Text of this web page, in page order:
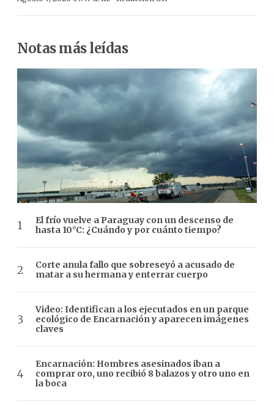
Notas más leídas
El frío vuelve a Paraguay con un descenso de
hasta 10°C: ¿Cuándo y por cuánto tiempo?
Corte anula fallo que sobreseyó a acusado de
matar a su hermana y enterrar cuerpo
Video: Identifican a los ejecutados en un parque
ecológico de Encarnación y aparecen imágenes
claves
Encarnación: Hombres asesinados iban a
comprar oro, uno recibió 8 balazos y otro uno en
la boca